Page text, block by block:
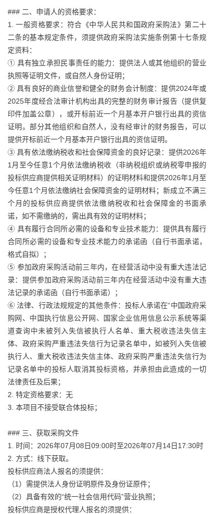
### 二、申请人的资格要求：
1. 一般资格要求：符合《中华人民共和国政府采购法》第二十
二条的基本规定条件，须提供政府采购法实施条例第十七条规
定资料：
① 具有独立承担民事责任的能力：提供法人或其他组织的营业
执照等证明文件，或自然人身份证明；
② 具有良好的商业信誉和健全的财务会计制度：提供2024年或
2025年度经合法审计机构出具的完整的财务审计报告（提供复
印件加盖公章），或开标前近一个月基本开户银行出具的资信
证明。部分其他组织和自然人，没有经审计的财务报告，可以
提供开标前近一个月基本开户银行出具的资信证明。
③ 具有依法缴纳税收和社会保障资金的良好记录：提供2026年
1月至今任意1个月依法缴纳税收（非纳税组织或纳税零申报的
投标供应商提供相关证明材料）的证明材料和提供2026年1月至
今任意1个月依法缴纳社会保障资金的证明材料；新成立不满三
个月的投标供应商提供依法缴纳税收和社会保障金的书面承
诺，如不需缴纳的，需出具有效的证明材料；
④ 具有履行合同所必需的设备和专业技术能力：提供具有履行
合同所必需的设备和专业技术能力的承诺函（自行书面承诺，
格式自拟）；
⑤ 参加政府采购活动前三年内，在经营活动中没有重大违法记
录：提供参加政府采购活动前三年内在经营活动中没有重大违
法记录的承诺函（自行书面承诺）；
⑥ 法律、行政法规规定的其他条件：投标人承诺在“中国政府采
购网、中国执行信息公开网、国家企业信用信息公示系统等渠
道查询中未被列入失信被执行人名单、重大税收违法失信主
体、政府采购严重违法失信行为记录名单中，如被列入失信被
执行人、重大税收违法失信主体、政府采购严重违法失信行为
记录名单中的投标人取消其投标资格，并承担由此造成的一切
法律责任及后果；
2. 特定资格要求：无
3. 本项目不接受联合体投标；
### 三、获取采购文件
1. 时间：2026年07月08日09:00时至2026年07月14日17:30时
2. 方式：线下获取。
投标供应商法人报名的须提供：
（1）需提供法人身份证明原件及身份证原件；
（2）具备有效的“统一社会信用代码”营业执照；
投标供应商是授权代理人报名的须提供：